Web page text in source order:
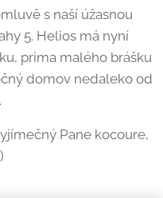
s naší úžasnou
5. Helios má nyní
prima malého brášku
domov nedaleko od
Pane kocoure,